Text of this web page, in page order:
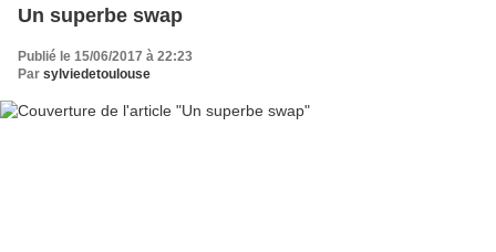
Un superbe swap
Publié le 15/06/2017 à 22:23
Par sylviedetoulouse